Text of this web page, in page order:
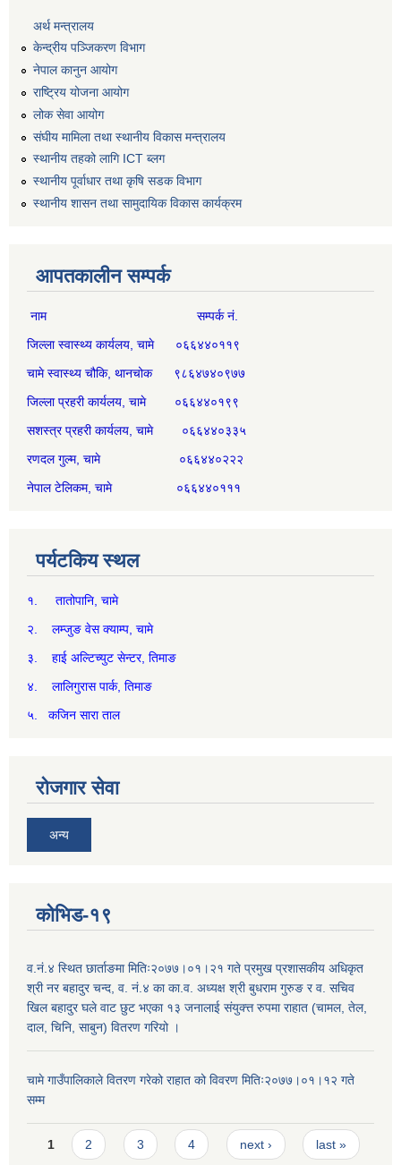
अर्थ मन्त्रालय
केन्द्रीय पञ्जिकरण विभाग
नेपाल कानुन आयोग
राष्ट्रिय योजना आयोग
लोक सेवा आयोग
संघीय मामिला तथा स्थानीय विकास मन्त्रालय
स्थानीय तहको लागि ICT ब्लग
स्थानीय पूर्वाधार तथा कृषि सडक विभाग
स्थानीय शासन तथा सामुदायिक विकास कार्यक्रम
आपतकालीन सम्पर्क
नाम सम्पर्क नं.
जिल्ला स्वास्थ्य कार्यलय, चामे ०६६४४०११९
चामे स्वास्थ्य चौकि, थानचोक ९८६४७४०९७७
जिल्ला प्रहरी कार्यलय, चामे ०६६४४०१९९
सशस्त्र प्रहरी कार्यलय, चामे ०६६४४०३३५
रणदल गुल्म, चामे ०६६४४०२२२
नेपाल टेलिकम, चामे ०६६४४०१११
पर्यटकिय स्थल
१. तातोपानि, चामे
२. लम्जुङ वेस क्याम्प, चामे
३. हाई अल्टिच्युट सेन्टर, तिमाङ
४. लालिगुरास पार्क, तिमाङ
५. कजिन सारा ताल
रोजगार सेवा
अन्य
कोभिड-१९
व.नं.४ स्थित छार्ताङमा मितिः२०७७।०१।२१ गते प्रमुख प्रशासकीय अधिकृत
श्री नर बहादुर चन्द, व. नं.४ का का.व. अध्यक्ष श्री बुधराम गुरुङ र व. सचिव
खिल बहादुर घले वाट छुट भएका १३ जनालाई संयुक्त्त रुपमा राहात (चामल, तेल,
दाल, चिनि, साबुन) वितरण गरियो ।
चामे गाउँपालिकाले वितरण गरेको राहात को विवरण मितिः२०७७।०१।१२ गते
सम्म
Pages
1 2 3 4 next › last »